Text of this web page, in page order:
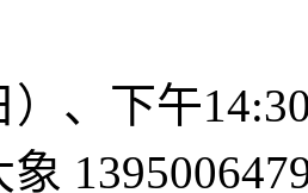
）、下午